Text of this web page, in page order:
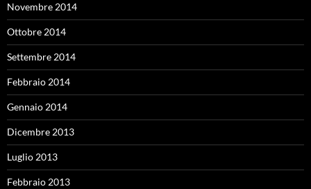
Novembre 2014
Ottobre 2014
Settembre 2014
Febbraio 2014
Gennaio 2014
Dicembre 2013
Luglio 2013
Febbraio 2013